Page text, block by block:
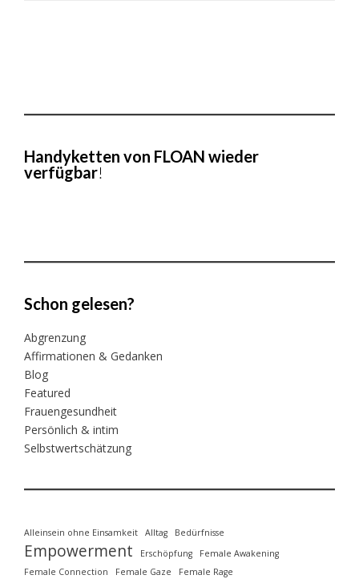
Handyketten von FLOAN wieder
verfügbar!
Schon gelesen?
Abgrenzung
Affirmationen & Gedanken
Blog
Featured
Frauengesundheit
Persönlich & intim
Selbstwertschätzung
Alleinsein ohne Einsamkeit Alltag Bedürfnisse
Empowerment Erschöpfung
Female Awakening
Female Connection
Female Gaze
Female Rage